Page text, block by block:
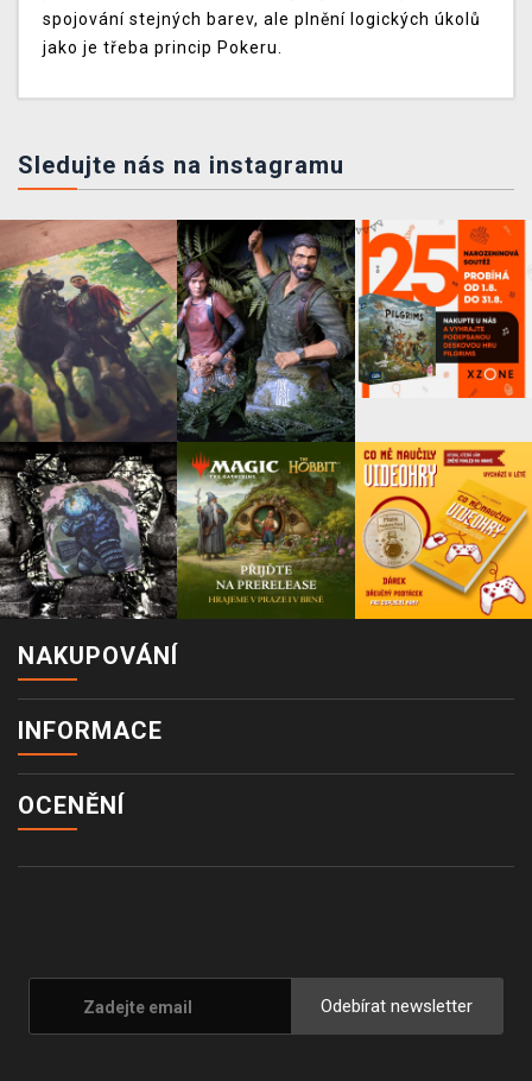
spojování stejných barev, ale plnění logických úkolů
jako je třeba princip Pokeru.
Sledujte nás na instagramu
NAKUPOVÁNÍ
INFORMACE
OCENĚNÍ
Odebírat newsletter